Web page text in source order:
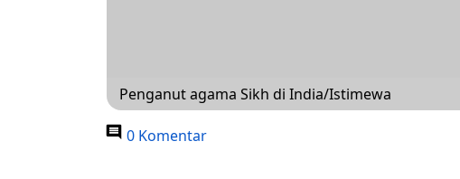
Penganut agama Sikh di India/Istimewa
0 Komentar